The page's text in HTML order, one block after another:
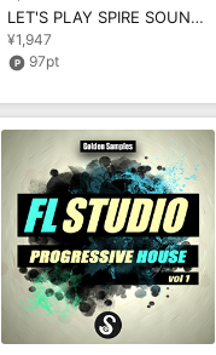
product includes 32 fan LET'S PLAY SPIRE SOUNDS VOL 1
¥1,947
97pt